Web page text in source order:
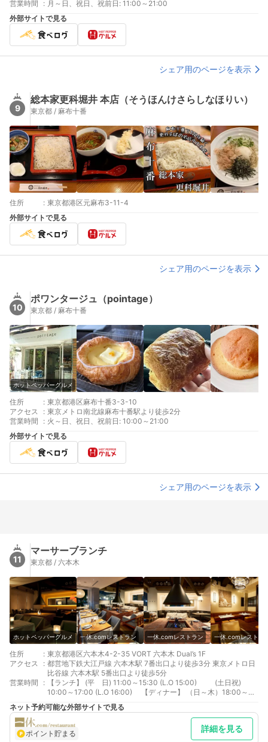
営業時間
: 月～日、祝日、祝前日: 11:00～21:00
外部サイトで見る
シェア用のページを表示
9
総本家更科堀井 本店（そうほんけさらしなほりい）
東京都 / 麻布十番
住所 : 東京都港区元麻布3-11-4
外部サイトで見る
シェア用のページを表示
10
ポワンタージュ（pointage）
東京都 / 麻布十番
ホットペッパーグルメ
住所 : 東京都港区麻布十番3-3-10
アクセス
: 東京メトロ南北線麻布十番駅より徒歩2分
営業時間
: 火～日、祝日、祝前日: 10:00～21:00
外部サイトで見る
シェア用のページを表示
11
マーサーブランチ
東京都 / 六本木
ホットペッパーグルメ 一休.comレストラン 一休.comレストラン 一休.comレストラ
住所 : 東京都港区六本木4-2-35 VORT 六本木 Dual’s 1F
アクセス
: 都営地下鉄大江戸線 六本木駅 7番出口より徒歩3分 東京メトロ日
比谷線 六本木駅 5番出口より徒歩5分
営業時間
:
【ランチ】 (平 日) 11:00～15:30 (L.O 15:00) (土日祝)
10:00～17:00 (L.O 16:00) 【ディナー】 （日～木）18:00～
23:00 (L.O 21:30) （金土祝）17:00～23:00 (L.O 22:00)
ネット予約可能な外部サイトで見る
ポイント貯まる 詳細を見る